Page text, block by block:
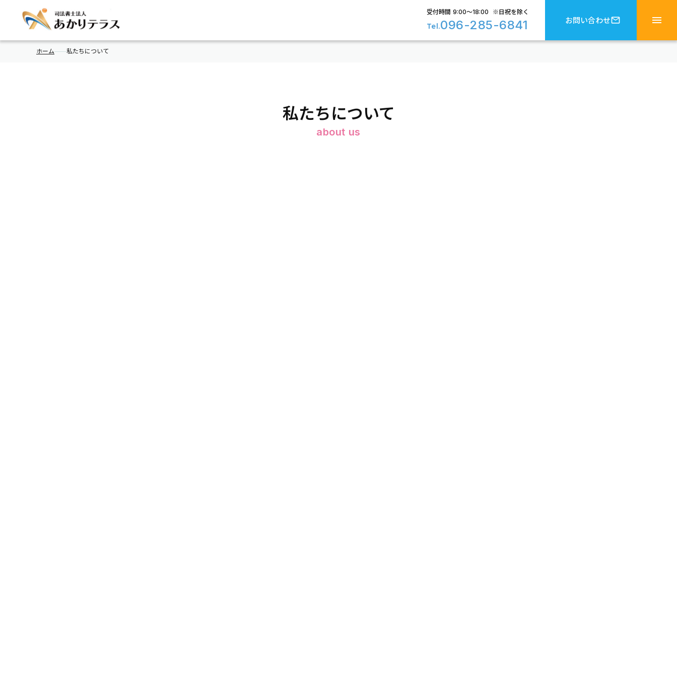
受付時間 9:00〜18:00 ※日祝を除く
Tel.096-285-6841 お問い合わせmail_outline menu
ホーム 私たちについて
私たちについて
about us